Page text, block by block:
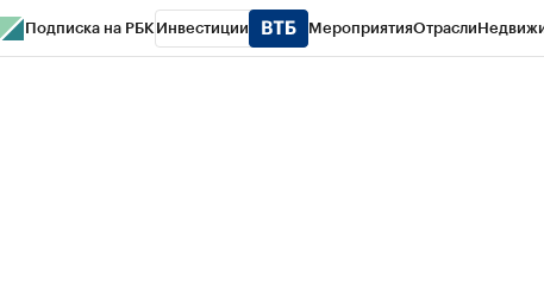
Подписка на РБК Инвестиции МероприятияОтрасли